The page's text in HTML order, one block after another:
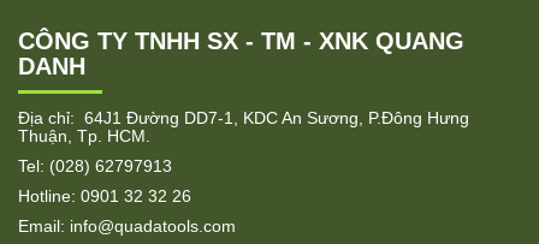
CÔNG TY TNHH SX - TM - XNK QUANG
DANH
Địa chỉ: 64J1 Đường DD7-1, KDC An Sương, P.Đông Hưng
Thuận, Tp. HCM.
Tel: (028) 62797913
Hotline: 0901 32 32 26
Email: info@quadatools.com